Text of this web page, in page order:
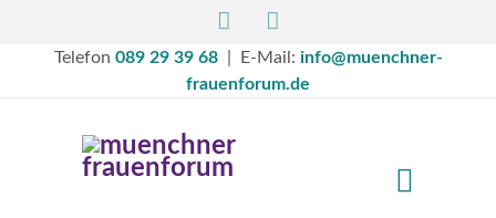
Telefon 089 29 39 68| E-Mail: info@muenchner-
frauenforum.de